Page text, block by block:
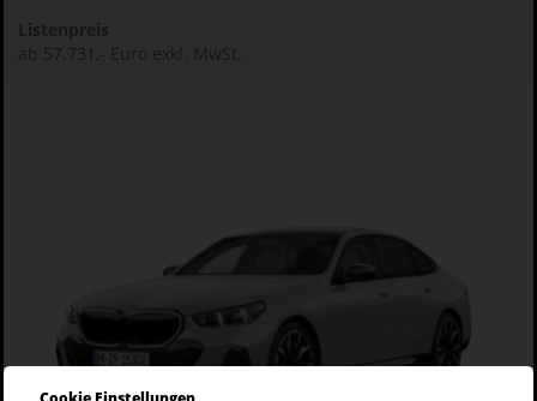
Listenpreis
ab 57.731,- Euro exkl. MwSt.